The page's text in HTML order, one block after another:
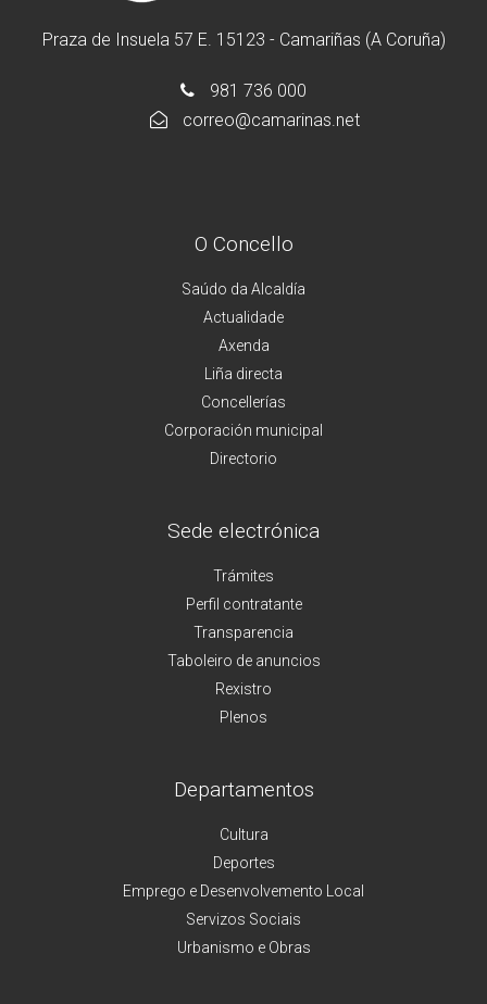
Praza de Insuela 57 E. 15123 - Camariñas (A Coruña)
981 736 000
correo@camarinas.net
O Concello
Saúdo da Alcaldía
Actualidade
Axenda
Liña directa
Concellerías
Corporación municipal
Directorio
Sede electrónica
Trámites
Perfil contratante
Transparencia
Taboleiro de anuncios
Rexistro
Plenos
Departamentos
Cultura
Deportes
Emprego e Desenvolvemento Local
Servizos Sociais
Urbanismo e Obras